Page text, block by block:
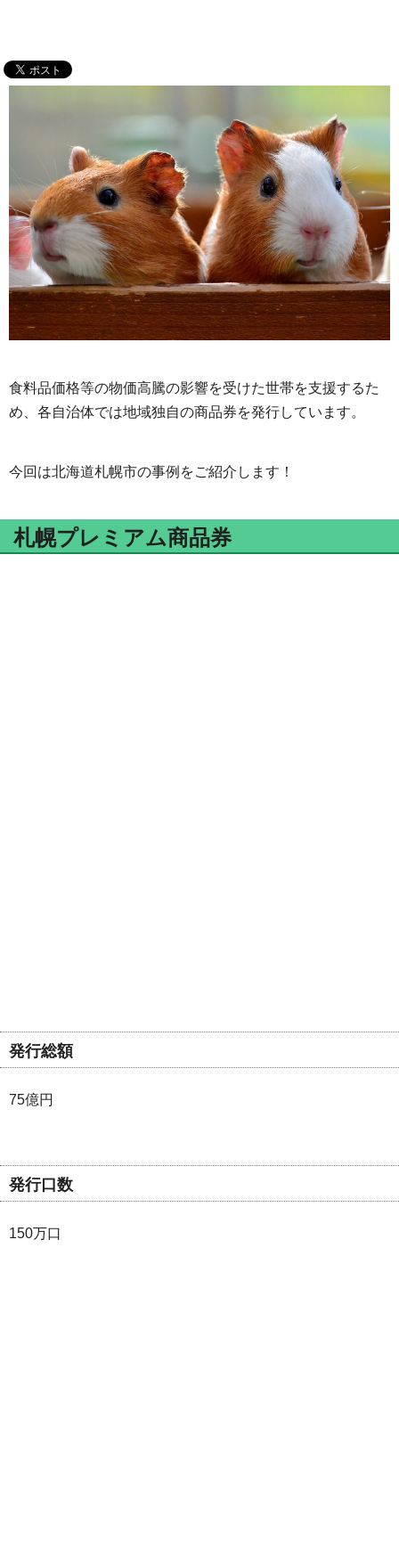
食料品価格等の物価高騰の影響を受けた世帯を支援するた
め、各自治体では地域独自の商品券を発行しています。
今回は北海道札幌市の事例をご紹介します！
札幌プレミアム商品券
発行総額
75億円
発行口数
150万口